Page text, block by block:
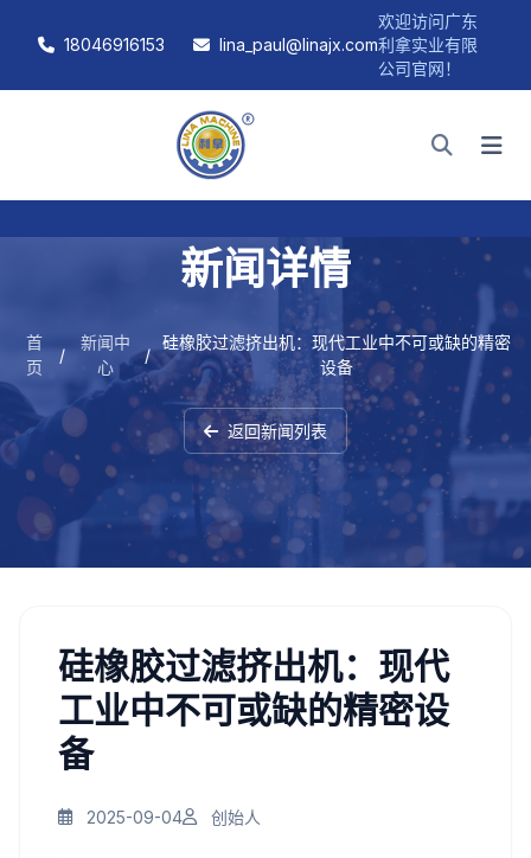
18046916153 lina_paul@linajx.com
欢迎访问广东
利拿实业有限
公司官网！
新闻详情
首
页
/
新闻中
心
/
硅橡胶过滤挤出机：现代工业中不可或缺的精密
设备
返回新闻列表
硅橡胶过滤挤出机：现代
工业中不可或缺的精密设
备
2025-09-04 创始人